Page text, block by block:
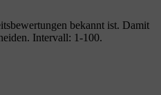
bekannt ist. Damit
Intervall: 1-100.